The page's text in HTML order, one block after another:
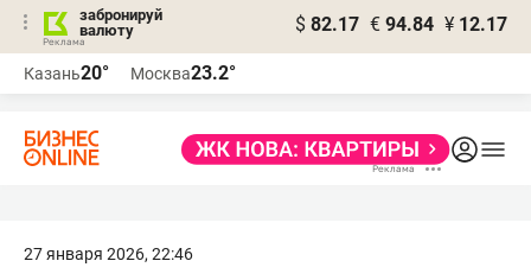
забронируй
валюту
$ 82.17 € 94.84 ¥ 12.17
Казань20° Москва23.2°
27 января 2026, 22:46